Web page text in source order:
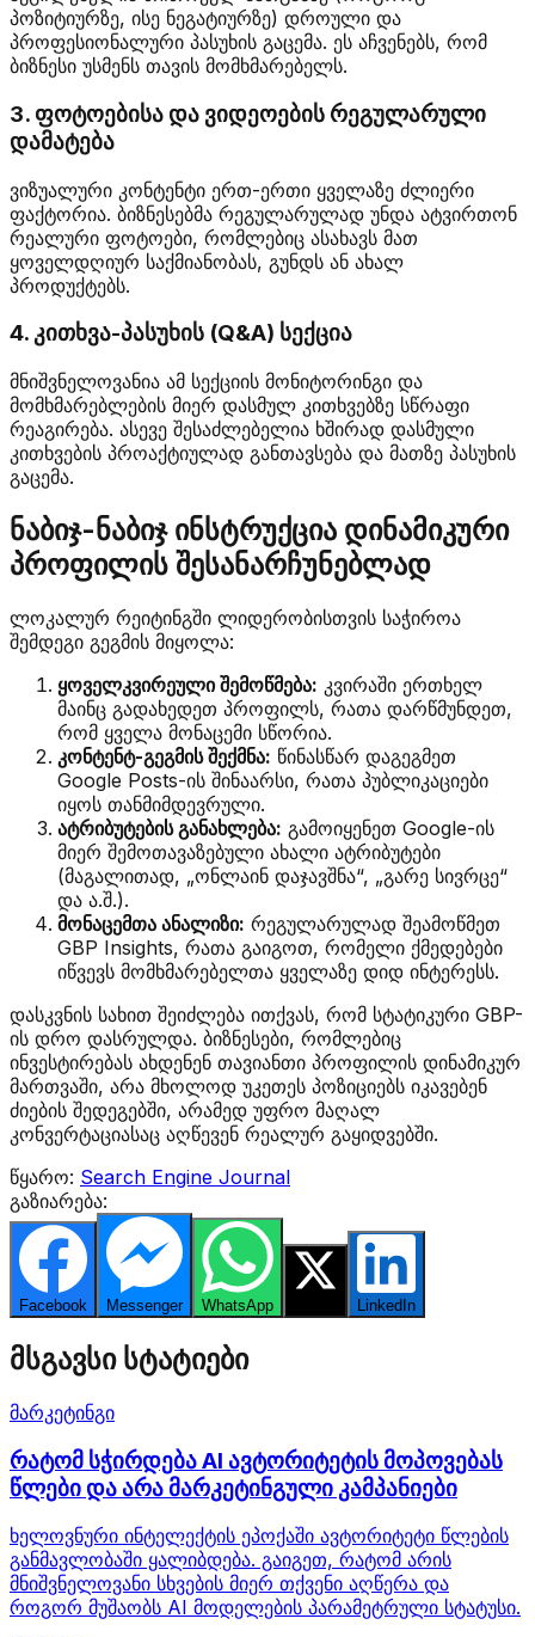
პოზიტიურზე, ისე ნეგატიურზე) დროული და
პროფესიონალური პასუხის გაცემა. ეს აჩვენებს, რომ
ბიზნესი უსმენს თავის მომხმარებელს.
3. ფოტოებისა და ვიდეოების რეგულარული
დამატება
ვიზუალური კონტენტი ერთ-ერთი ყველაზე ძლიერი
ფაქტორია. ბიზნესებმა რეგულარულად უნდა ატვირთონ
რეალური ფოტოები, რომლებიც ასახავს მათ
ყოველდღიურ საქმიანობას, გუნდს ან ახალ
პროდუქტებს.
4. კითხვა-პასუხის (Q&A) სექცია
მნიშვნელოვანია ამ სექციის მონიტორინგი და
მომხმარებლების მიერ დასმულ კითხვებზე სწრაფი
რეაგირება. ასევე შესაძლებელია ხშირად დასმული
კითხვების პროაქტიულად განთავსება და მათზე პასუხის
გაცემა.
ნაბიჯ-ნაბიჯ ინსტრუქცია დინამიკური
პროფილის შესანარჩუნებლად
ლოკალურ რეიტინგში ლიდერობისთვის საჭიროა
შემდეგი გეგმის მიყოლა:
ყოველკვირეული შემოწმება: კვირაში ერთხელ
მაინც გადახედეთ პროფილს, რათა დარწმუნდეთ,
რომ ყველა მონაცემი სწორია.
კონტენტ-გეგმის შექმნა: წინასწარ დაგეგმეთ
Google Posts-ის შინაარსი, რათა პუბლიკაციები
იყოს თანმიმდევრული.
ატრიბუტების განახლება: გამოიყენეთ Google-ის
მიერ შემოთავაზებული ახალი ატრიბუტები
(მაგალითად, „ონლაინ დაჯავშნა“, „გარე სივრცე“
და ა.შ.).
მონაცემთა ანალიზი: რეგულარულად შეამოწმეთ
GBP Insights, რათა გაიგოთ, რომელი ქმედებები
იწვევს მომხმარებელთა ყველაზე დიდ ინტერესს.
დასკვნის სახით შეიძლება ითქვას, რომ სტატიკური GBP-
ის დრო დასრულდა. ბიზნესები, რომლებიც
ინვესტირებას ახდენენ თავიანთი პროფილის დინამიკურ
მართვაში, არა მხოლოდ უკეთეს პოზიციებს იკავებენ
ძიების შედეგებში, არამედ უფრო მაღალ
კონვერტაციასაც აღწევენ რეალურ გაყიდვებში.
წყარო: Search Engine Journal
გაზიარება:
Facebook Messenger WhatsApp LinkedIn
მსგავსი სტატიები
მარკეტინგი
რატომ სჭირდება AI ავტორიტეტის მოპოვებას
წლები და არა მარკეტინგული კამპანიები
ხელოვნური ინტელექტის ეპოქაში ავტორიტეტი წლების
განმავლობაში ყალიბდება. გაიგეთ, რატომ არის
მნიშვნელოვანი სხვების მიერ თქვენი აღწერა და
როგორ მუშაობს AI მოდელების პარამეტრული სტატუსი.